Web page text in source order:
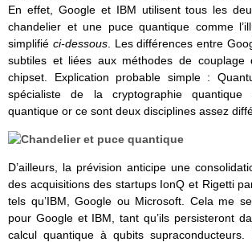
En effet, Google et IBM utilisent tous les
chandelier et une puce quantique comme
simplifié ci-dessous. Les différences entre
subtiles et liées aux méthodes de couplage
chipset. Explication probable simple :
spécialiste de la cryptographie
quantique or ce sont deux disciplines assez
D’ailleurs, la prévision anticipe une
des acquisitions des startups IonQ et Rigetti
tels qu’IBM, Google ou Microsoft. Cela me
pour Google et IBM, tant qu’ils persisteront
calcul quantique à qubits